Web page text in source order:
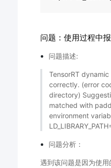
问题：使用过程中
问题描述:
TensorRT
correctly. (error
directory)
matched with
environment
问题分析：
遇到该问题是因为使